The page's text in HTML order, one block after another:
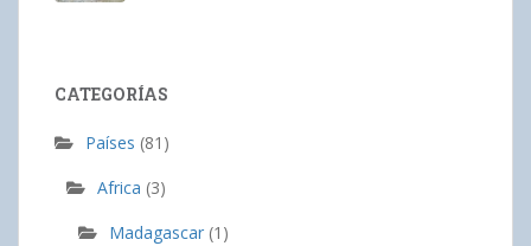
CATEGORÍAS
Países (81)
Africa (3)
Madagascar (1)